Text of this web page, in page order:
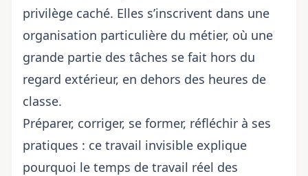
privilège caché. Elles s’inscrivent dans une
organisation particulière du métier, où une
grande partie des tâches se fait hors du
regard extérieur, en dehors des heures de
classe.
Préparer, corriger, se former, réfléchir à ses
pratiques : ce travail invisible explique
pourquoi le temps de travail réel des